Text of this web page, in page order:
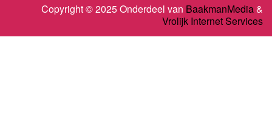
Copyright © 2025 Onderdeel van BaakmanMedia&
Vrolijk Internet Services